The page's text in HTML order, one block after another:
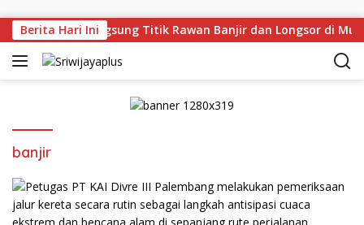
Berita Hari Ini
Deru Tinjau Langsung Titik Rawan Banjir dan Longsor di
banjir